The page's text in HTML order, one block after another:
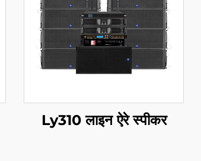
Ly310 लाइन ऐरे स्पीकर